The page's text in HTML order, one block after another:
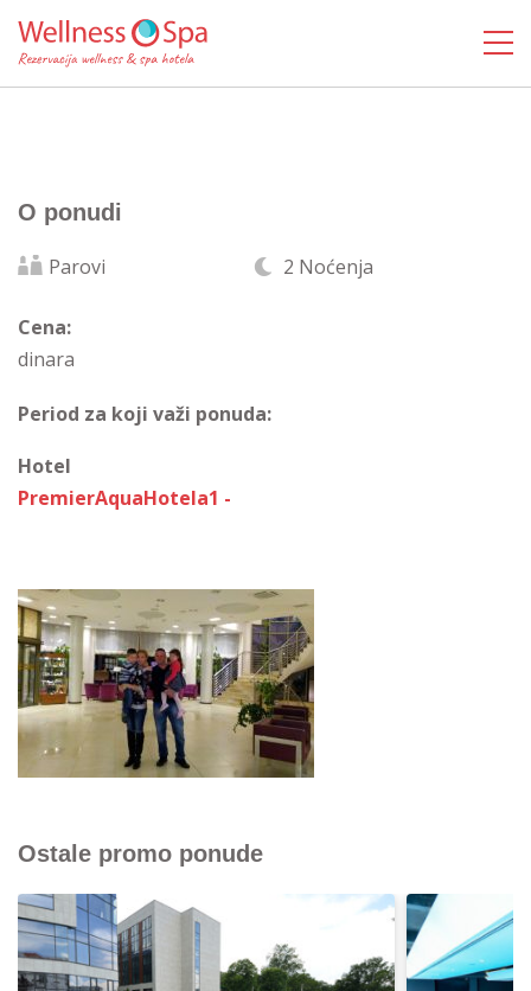
O ponudi
Parovi 2 Noćenja
Cena:
dinara
Period za koji važi ponuda:
Hotel
PremierAquaHotela1 -
Ostale promo ponude